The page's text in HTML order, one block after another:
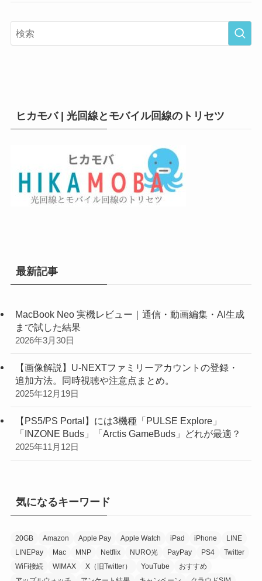
ヒカモバ | 光回線とモバイル回線のトリセツ
最新記事
MacBook Neo 実機レビュー｜通信・動画編集・AI生成
まで試した結果
2026年3月30日
【画像解説】U-NEXTファミリーアカウントの登録・
追加方法。同時視聴や注意点まとめ。
2025年12月19日
【PS5/PS Portal】には3機種「PULSE Explore」
「INZONE Buds」「Arctis GameBuds」どれが最適？
2025年11月12日
気になるキーワード
20GB Amazon Apple Pay Apple Watch iPad iPhone
LINE
LINEPay
Mac MNP Netflix NURO光 PayPay PS4
Twitter
WiFi接続
WIMAX X（旧Twitter） YouTube
おすすめ